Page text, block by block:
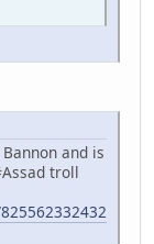
and is
troll